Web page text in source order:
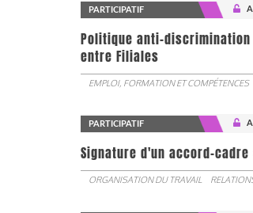
PARTICIPATIF
Politique anti-discrimination
entre Filiales
EMPLOI, FORMATION ET COMPÉTENCES
PARTICIPATIF
Signature d'un accord-
ORGANISATION DU TRAVAIL